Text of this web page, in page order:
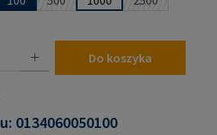
niedostępna.)
obecnie niedostępna.)
jest obecnie niedostępna.)
(Ta opcja jest obecnie(Ta opcja jest
niedostępna.)
jest obecnie niedostępna.)
Do koszyka
0134060050100